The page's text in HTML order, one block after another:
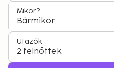
Mikor?
Bármikor
Utazók
2 felnőttek